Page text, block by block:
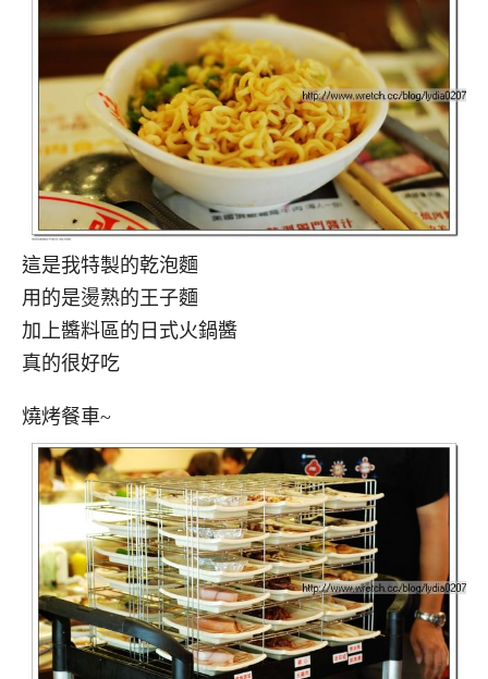
這是我特製的乾泡麵
用的是燙熟的王子麵
加上醬料區的日式火鍋醬
真的很好吃
燒烤餐車~